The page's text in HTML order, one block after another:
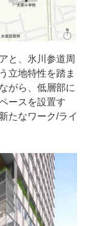
と、氷川参道周
立地特性を踏ま
がら、低層部に
ースを設置す
たなワーク/ライ